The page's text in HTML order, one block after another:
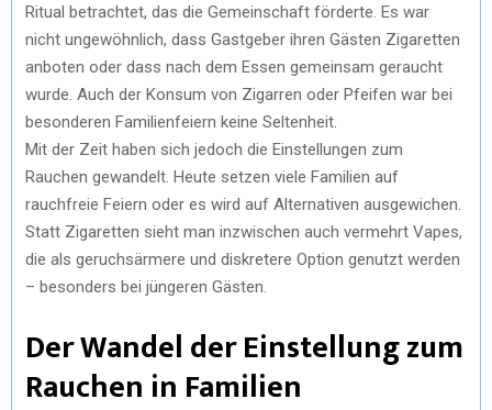
Ritual betrachtet, das die Gemeinschaft förderte. Es war
nicht ungewöhnlich, dass Gastgeber ihren Gästen Zigaretten
anboten oder dass nach dem Essen gemeinsam geraucht
wurde. Auch der Konsum von Zigarren oder Pfeifen war bei
besonderen Familienfeiern keine Seltenheit.
Mit der Zeit haben sich jedoch die Einstellungen zum
Rauchen gewandelt. Heute setzen viele Familien auf
rauchfreie Feiern oder es wird auf Alternativen ausgewichen.
Statt Zigaretten sieht man inzwischen auch vermehrt Vapes,
die als geruchsärmere und diskretere Option genutzt werden
– besonders bei jüngeren Gästen.
Der Wandel der Einstellung zum
Rauchen in Familien